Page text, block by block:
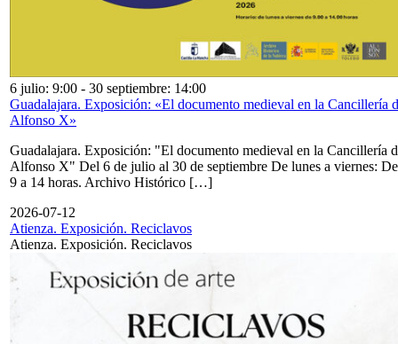
6 julio: 9:00 - 30 septiembre: 14:00
Guadalajara. Exposición: «El documento medieval en la Cancillería
Alfonso X»
Guadalajara. Exposición: "El documento medieval en la Cancillería
Alfonso X" Del 6 de julio al 30 de septiembre De lunes a viernes: De
9 a 14 horas. Archivo Histórico […]
2026-07-12
Atienza. Exposición. Reciclavos
Atienza. Exposición. Reciclavos